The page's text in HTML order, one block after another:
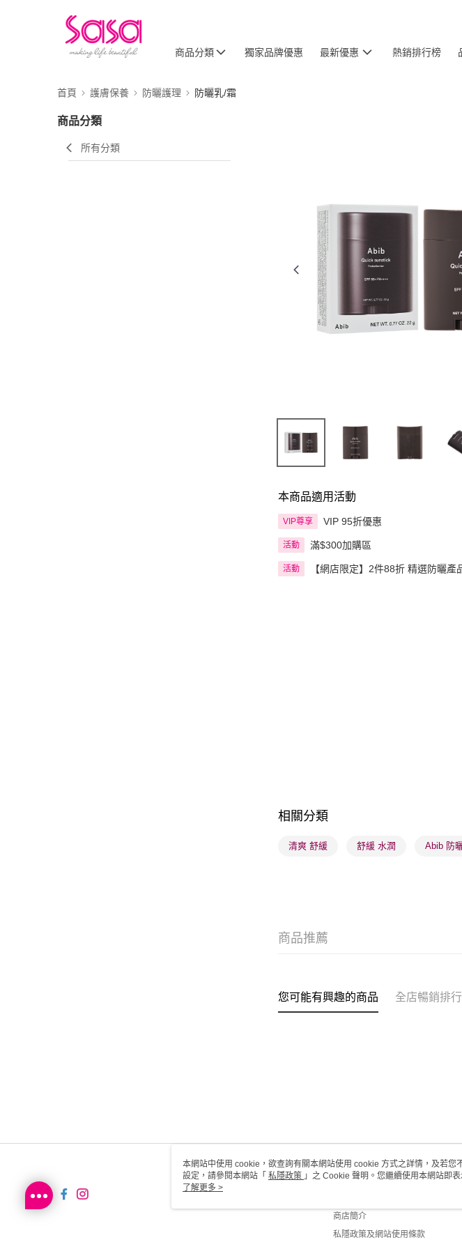
商品分類 獨家品牌優惠 最新優惠 熱銷排行榜
首頁 護膚保養 防曬護理 防曬乳/霜
商品分類
所有分類
本商品適用活動
VIP尊享 VIP 95折優惠
活動 滿$300加購區
活動 【網店限定】2件88折 精選防曬產
相關分類
清爽 舒緩 舒緩 水潤 Abib 防
商品推薦
您可能有興趣的商品 全店暢銷排行
關於我們
商店簡介
私隱政策及網站使用條款
本網站中使用 cookie，欲查詢有關本網站使用 cookie 方式之詳情，及若
設定，請參閱本網站「 私隱政策 」之 Cookie 聲明。您繼續使用本網站即
用 cookie。
了解更多 >